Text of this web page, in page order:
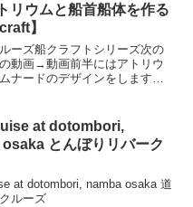
リウムと船首船体を作る
】
ーズ船クラフトシリーズ次の
動画→動画前半にはアトリウ
ナードのデザインをします。
首の曲面をデザインします。
ルについて中丸...
at dotombori,
とんぼりリバーク
at dotombori, namba osaka 道
ルーズ